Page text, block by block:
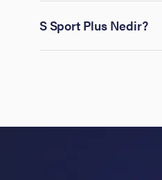
S Sport Plus Nedir?